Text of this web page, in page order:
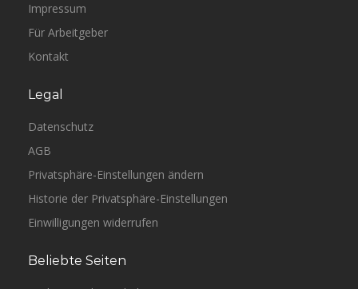
Impressum
Für Arbeitgeber
Kontakt
Legal
Datenschutz
AGB
Privatsphäre-Einstellungen ändern
Historie der Privatsphäre-Einstellungen
Einwilligungen widerrufen
Beliebte Seiten